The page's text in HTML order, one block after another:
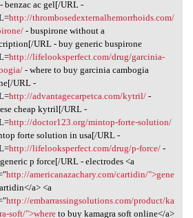
benzac ac gel[/URL -
http://thrombosedexternalhemorrhoids.com/
- buspirone without a
URL - buy generic buspirone
http://lifelooksperfect.com/drug/garcinia-
- where to buy garcinia cambogia
URL -
http://advantagecarpetca.com/kytril/-
cheap kytril[/URL -
http://doctor123.org/mintop-forte-solution/
forte solution in usa[/URL -
http://lifelooksperfect.com/drug/p-force/-
p force[/URL - electrodes <a
http://americanazachary.com/cartidin/">gene
a> <a
http://embarrassingsolutions.com/product/ka
soft/">whereto buy kamagra soft online</a>